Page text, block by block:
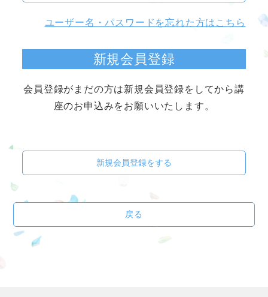
ユーザー名・パスワードを忘れた方はこちら
新規会員登録
会員登録がまだの方は新規会員登録をしてから講
座のお申込みをお願いいたします。
新規会員登録をする
戻る